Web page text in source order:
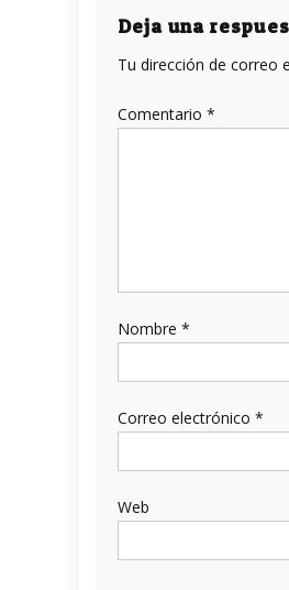
entradas
Deja una
Tu dirección de correo
Comentario *
Nombre *
Correo electrónico *
Web